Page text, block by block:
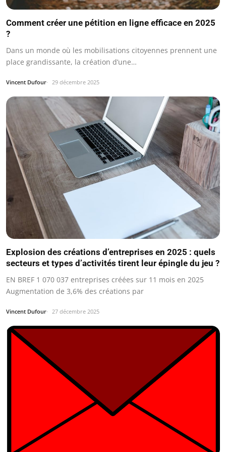
Comment créer une pétition en ligne efficace en 2025
?
Dans un monde où les mobilisations citoyennes prennent une
place grandissante, la création d’une…
Vincent Dufour 29 décembre 2025
Explosion des créations d’entreprises en 2025 : quels
secteurs et types d’activités tirent leur épingle du jeu ?
EN BREF 1 070 037 entreprises créées sur 11 mois en 2025
Augmentation de 3,6% des créations par
Vincent Dufour 27 décembre 2025